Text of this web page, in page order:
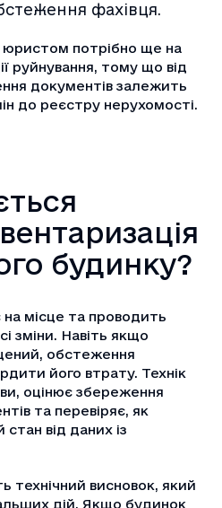
фахівця.
юристом потрібно ще на
руйнування, тому що від
документів залежить
до реєстру нерухомості.
будинку?
місце та проводить
зміни. Навіть якщо
обстеження
його втрату. Технік
оцінює збереження
та перевіряє, як
стан від даних із
технічний висновок, який
дій. Якщо будинок